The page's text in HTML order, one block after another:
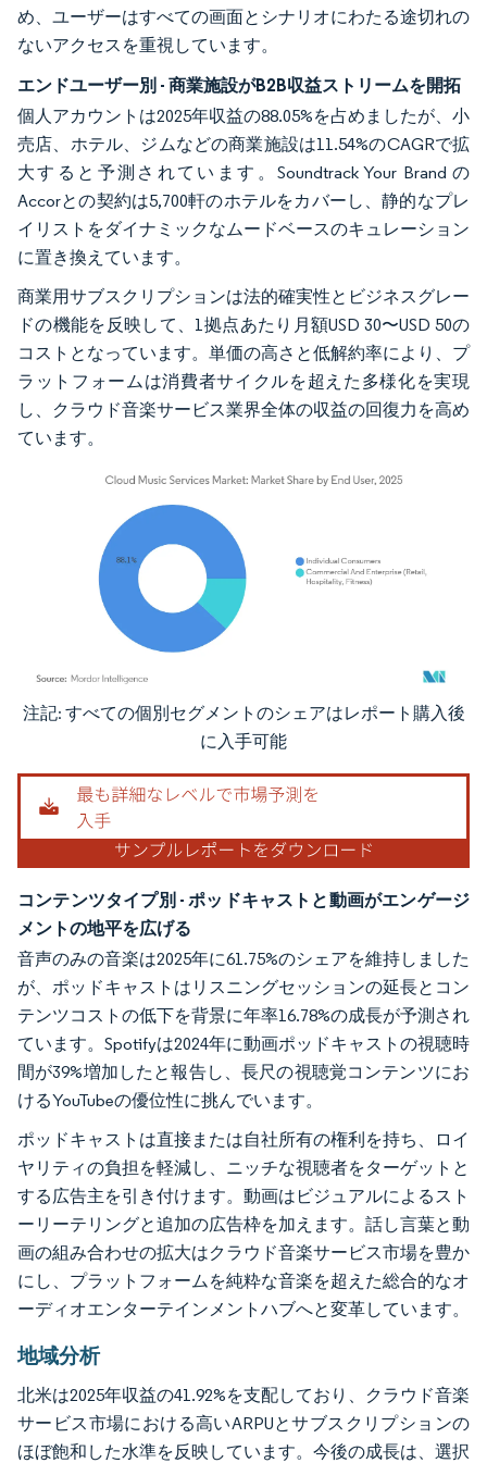
め、ユーザーはすべての画面とシナリオにわたる途切れの
ないアクセスを重視しています。
エンドユーザー別 - 商業施設がB2B収益ストリームを開拓
個人アカウントは2025年収益の88.05%を占めましたが、小
売店、ホテル、ジムなどの商業施設は11.54%のCAGRで拡
大すると予測されています。Soundtrack Your Brand の
Accorとの契約は5,700軒のホテルをカバーし、静的なプレ
イリストをダイナミックなムードベースのキュレーション
に置き換えています。
商業用サブスクリプションは法的確実性とビジネスグレー
ドの機能を反映して、1拠点あたり月額USD 30〜USD 50の
コストとなっています。単価の高さと低解約率により、プ
ラットフォームは消費者サイクルを超えた多様化を実現
し、クラウド音楽サービス業界全体の収益の回復力を高め
ています。
画像 © Mordor Intelligence。再利用にはCC BY 4.0の表示が必要です。
注記: すべての個別セグメントのシェアはレポート購入後
に入手可能
コンテンツタイプ別 - ポッドキャストと動画がエンゲージ
メントの地平を広げる
音声のみの音楽は2025年に61.75%のシェアを維持しました
が、ポッドキャストはリスニングセッションの延長とコン
テンツコストの低下を背景に年率16.78%の成長が予測され
ています。Spotifyは2024年に動画ポッドキャストの視聴時
間が39%増加したと報告し、長尺の視聴覚コンテンツにお
けるYouTubeの優位性に挑んでいます。
ポッドキャストは直接または自社所有の権利を持ち、ロイ
ヤリティの負担を軽減し、ニッチな視聴者をターゲットと
する広告主を引き付けます。動画はビジュアルによるスト
ーリーテリングと追加の広告枠を加えます。話し言葉と動
画の組み合わせの拡大はクラウド音楽サービス市場を豊か
にし、プラットフォームを純粋な音楽を超えた総合的なオ
ーディオエンターテインメントハブへと変革しています。
地域分析
北米は2025年収益の41.92%を支配しており、クラウド音楽
サービス市場における高いARPUとサブスクリプションの
ほぼ飽和した水準を反映しています。今後の成長は、選択